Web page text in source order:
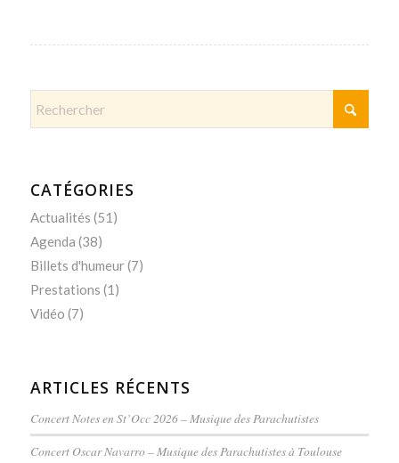
CATÉGORIES
Actualités (51)
Agenda (38)
Billets d'humeur(7)
Prestations (1)
Vidéo (7)
ARTICLES RÉCENTS
Concert Notes en St’Occ 2026 – Musique des Parachutistes
Concert Oscar Navarro – Musique des Parachutistes à Toulouse